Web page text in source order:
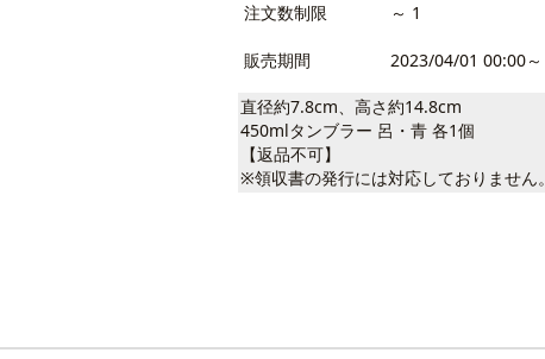
注文数制限 ～ 1
販売期間 2023/04/01 00:00～
直径約7.8cm、高さ約14.8cm
450mlタンブラー 呂・青 各1個
【返品不可】
※領収書の発行には対応しておりません。